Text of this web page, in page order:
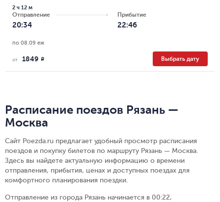
Отправление
20:34
2 ч 12 м
Прибытие
22:46
по 08.09 еж
от 1849 R Выбрать дату
Расписание поездов Рязань —
Москва
Сайт Poezda.ru предлагает удобный просмотр расписания
поездов и покупку билетов по маршруту Рязань — Москва.
Здесь вы найдете актуальную информацию о времени
отправления, прибытия, ценах и доступных поездах для
комфортного планирования поездки.
Отправление из города Рязань начинается в 00:22,